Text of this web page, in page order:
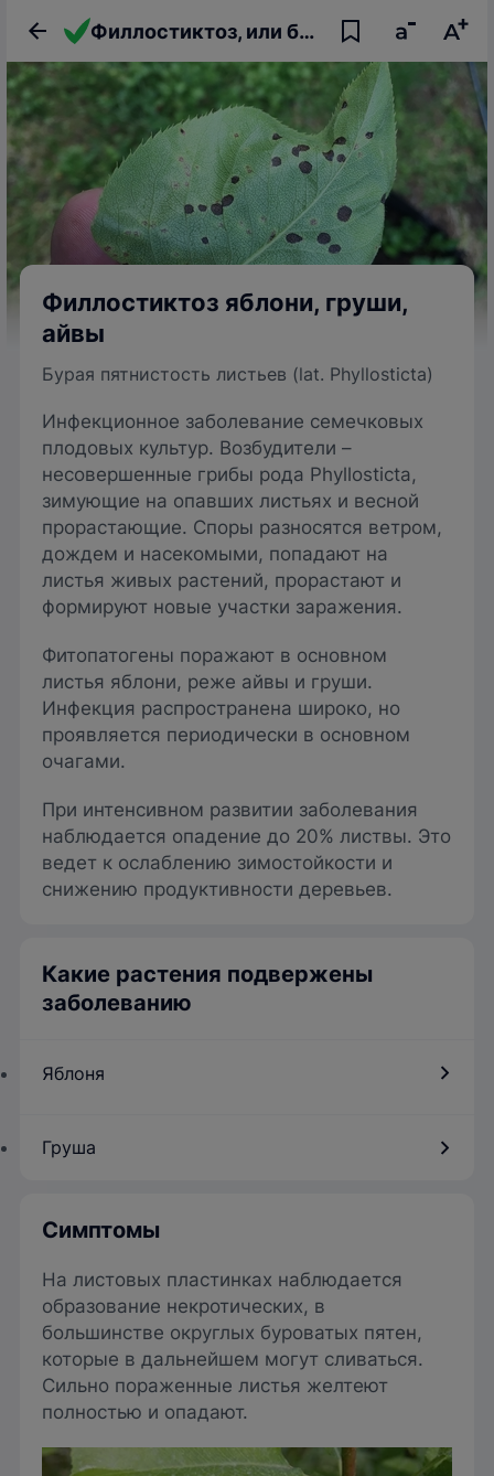
Филлостиктоз, или бурая пятнистость листьев яблони, груши, айвы
Филлостиктоз яблони, груши,
айвы
Бурая пятнистость листьев (lat. Phyllosticta)
Инфекционное заболевание семечковых
плодовых культур. Возбудители –
несовершенные грибы рода Phyllosticta,
зимующие на опавших листьях и весной
прорастающие. Споры разносятся ветром,
дождем и насекомыми, попадают на
листья живых растений, прорастают и
формируют новые участки заражения.
Фитопатогены поражают в основном
листья яблони, реже айвы и груши.
Инфекция распространена широко, но
проявляется периодически в основном
очагами.
При интенсивном развитии заболевания
наблюдается опадение до 20% листвы. Это
ведет к ослаблению зимостойкости и
снижению продуктивности деревьев.
Какие растения подвержены
заболеванию
Яблоня
Груша
Симптомы
На листовых пластинках наблюдается
образование некротических, в
большинстве округлых буроватых пятен,
которые в дальнейшем могут сливаться.
Сильно пораженные листья желтеют
полностью и опадают.